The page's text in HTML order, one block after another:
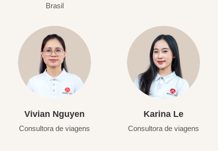
Brasil
Vivian Nguyen
Consultora de viagens
Karina Le
Consultora de viagens